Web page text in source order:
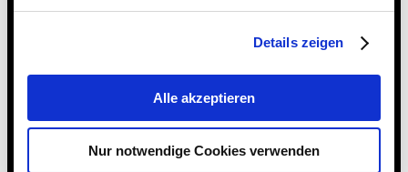
Details zeigen
Alle akzeptieren
Nur notwendige Cookies verwenden